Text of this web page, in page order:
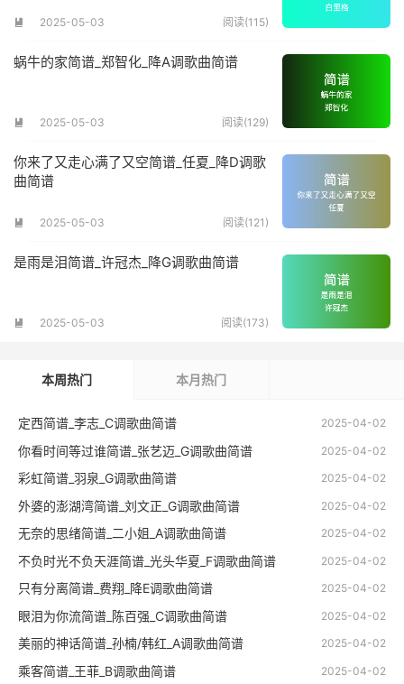
 2025-05-03 阅读(115)
蜗牛的家简谱_郑智化_降A调歌曲简谱
 2025-05-03 阅读(129)
你来了又走心满了又空简谱_任夏_降D调歌
曲简谱
 2025-05-03 阅读(121)
是雨是泪简谱_许冠杰_降G调歌曲简谱
 2025-05-03 阅读(173)
本周热门 本月热门
2025-04-02
定西简谱_李志_C调歌曲简谱
2025-04-02
你看时间等过谁简谱_张艺迈_G调歌曲简谱
2025-04-02
彩虹简谱_羽泉_G调歌曲简谱
2025-04-02
外婆的澎湖湾简谱_刘文正_G调歌曲简谱
2025-04-02
无奈的思绪简谱_二小姐_A调歌曲简谱
2025-04-02
不负时光不负天涯简谱_光头华夏_F调歌曲简谱
2025-04-02
只有分离简谱_费翔_降E调歌曲简谱
2025-04-02
眼泪为你流简谱_陈百强_C调歌曲简谱
2025-04-02
美丽的神话简谱_孙楠/韩红_A调歌曲简谱
2025-04-02
乘客简谱_王菲_B调歌曲简谱